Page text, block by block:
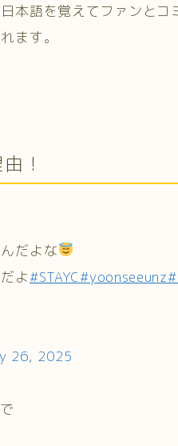
本語を覚えてファンとコ
ます。
！
だよな
よ#STAYC#yoonseeunz
26, 2025